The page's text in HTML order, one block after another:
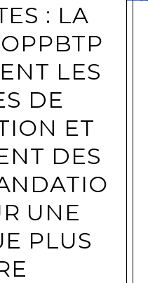
: LA
LES
DE
ET
DES
UNE
PLUS